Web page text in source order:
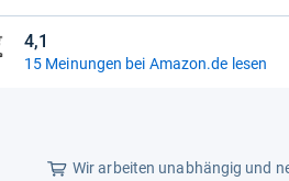
Sternen
4,1
4,1
von
15 Meinungen bei Amazon.de lesen
Wir arbeiten unabhängig und